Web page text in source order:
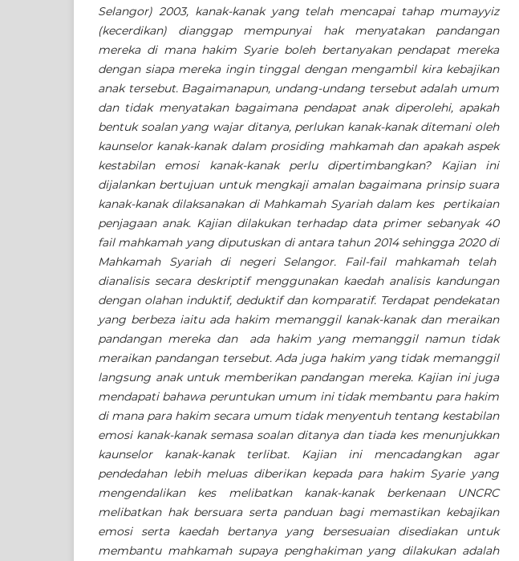
Selangor) 2003, kanak-kanak yang telah mencapai tahap mumayyiz
(kecerdikan) dianggap mempunyai hak menyatakan pandangan
mereka di mana hakim Syarie boleh bertanyakan pendapat mereka
dengan siapa mereka ingin tinggal dengan mengambil kira kebajikan
anak tersebut. Bagaimanapun, undang-undang tersebut adalah umum
dan tidak menyatakan bagaimana pendapat anak diperolehi, apakah
bentuk soalan yang wajar ditanya, perlukan kanak-kanak ditemani oleh
kaunselor kanak-kanak dalam prosiding mahkamah dan apakah aspek
kestabilan emosi kanak-kanak perlu dipertimbangkan? Kajian ini
dijalankan bertujuan untuk mengkaji amalan bagaimana prinsip suara
kanak-kanak dilaksanakan di Mahkamah Syariah dalam kes pertikaian
penjagaan anak. Kajian dilakukan terhadap data primer sebanyak 40
fail mahkamah yang diputuskan di antara tahun 2014 sehingga 2020 di
Mahkamah Syariah di negeri Selangor. Fail-fail mahkamah telah
dianalisis secara deskriptif menggunakan kaedah analisis kandungan
dengan olahan induktif, deduktif dan komparatif. Terdapat pendekatan
yang berbeza iaitu ada hakim memanggil kanak-kanak dan meraikan
pandangan mereka dan ada hakim yang memanggil namun tidak
meraikan pandangan tersebut. Ada juga hakim yang tidak memanggil
langsung anak untuk memberikan pandangan mereka. Kajian ini juga
mendapati bahawa peruntukan umum ini tidak membantu para hakim
di mana para hakim secara umum tidak menyentuh tentang kestabilan
emosi kanak-kanak semasa soalan ditanya dan tiada kes menunjukkan
kaunselor kanak-kanak terlibat. Kajian ini mencadangkan agar
pendedahan lebih meluas diberikan kepada para hakim Syarie yang
mengendalikan kes melibatkan kanak-kanak berkenaan UNCRC
melibatkan hak bersuara serta panduan bagi memastikan kebajikan
emosi serta kaedah bertanya yang bersesuaian disediakan untuk
membantu mahkamah supaya penghakiman yang dilakukan adalah